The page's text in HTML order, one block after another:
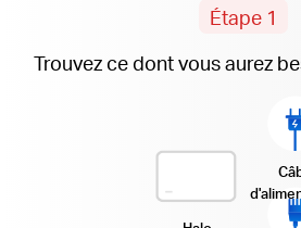
Étape 1
Trouvez ce dont vous aurez